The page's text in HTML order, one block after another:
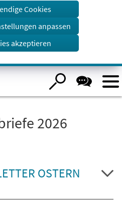
Cookies
anpassen
akzeptieren
2026
OSTERN